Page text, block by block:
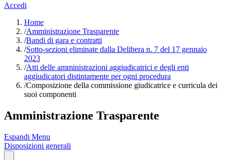
Accedi
Home
/Amministrazione Trasparente
/Bandi di gara e contratti
/Sotto-sezioni eliminate dalla Delibera n. 7 del 17 gennaio
2023
/Atti delle amministrazioni aggiudicatrici e degli enti
aggiudicatori distintamente per ogni procedura
/Composizione della commissione giudicatrice e curricula dei
suoi componenti
Amministrazione Trasparente
Espandi Menu
Disposizioni generali